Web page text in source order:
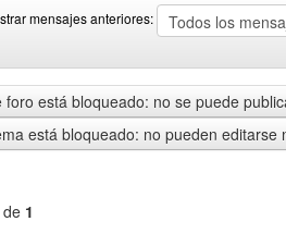
mensajes anteriores:
foro está bloqueado: no se puede
está bloqueado: no pueden editarse
de 1